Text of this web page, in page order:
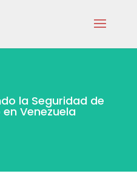
la Seguridad de
Venezuela